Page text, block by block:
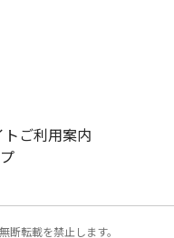
トご利用案内
断転載を禁止します。